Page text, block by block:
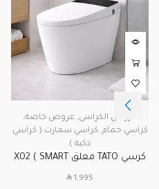
عروض الكراسي, عروض خاصة,
كراسي حمام, كراسي سمارت ( كراسي
ذكية )
كرسي TATO معلق X02 ( SMART
SAR 1,995